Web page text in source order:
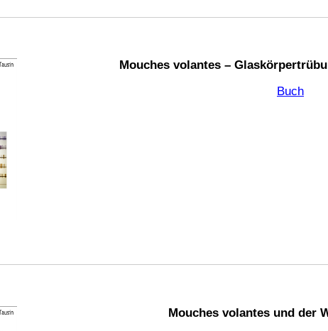
Mouches volantes –
Buch
Mouches volantes und der